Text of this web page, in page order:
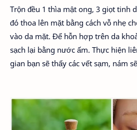
Trộn đều 1 thìa mật ong, 3 giọt tinh
đó thoa lên mặt bằng cách vỗ nhẹ
vào da mặt. Để hỗn hợp trên da
sạch lại bằng nước ấm. Thực hiện
gian bạn sẽ thấy các vết sạm, nám